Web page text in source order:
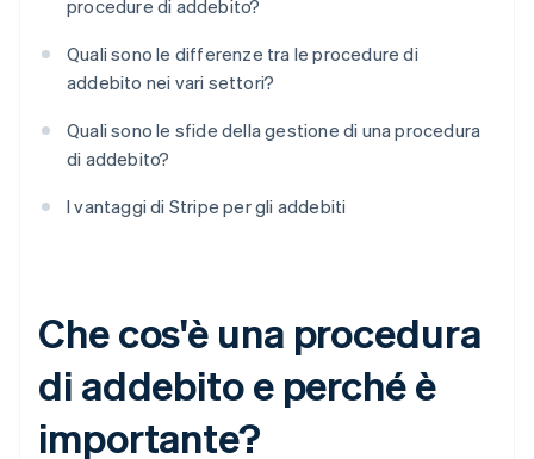
procedure di addebito?
Quali sono le differenze tra le procedure di
addebito nei vari settori?
Quali sono le sfide della gestione di una procedura
di addebito?
I vantaggi di Stripe per gli addebiti
Che cos'è una procedura
di addebito e perché è
importante?